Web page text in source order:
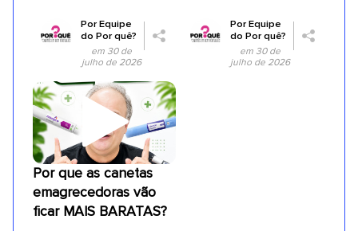
PorEquipe
do Por quê?
em 30 de
julho de 2026
PorEquipe
do Por quê?
em 30 de
julho de 2026
Por que as canetas
emagrecedoras vão
ficar MAIS BARATAS?